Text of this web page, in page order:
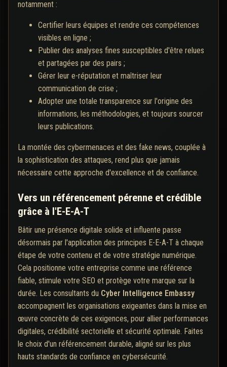
notamment :
Certifier leurs équipes et rendre ces compétences
visibles en ligne ;
Publier des analyses fines susceptibles d'être relues
et partagées par des pairs ;
Gérer leur e-réputation et maîtriser leur
communication de crise ;
Adopter une totale transparence sur l'origine des
informations, les méthodologies, et toujours sourcer
leurs publications.
La montée des cybermenaces et des fake news, couplée à
la sophistication des attaques, rend plus que jamais
nécessaire cette approche d'excellence et de confiance.
Vers un référencement pérenne et crédible
grâce à l'E-E-A-T
Bâtir une présence digitale solide et influente passe
désormais par l'application des principes E-E-A-T à chaque
étape de votre contenu et de votre stratégie numérique.
Cela positionne votre entreprise comme une référence
fiable, stimule votre SEO et protège votre marque sur la
durée. Les consultants du Cyber Intelligence Embassy
accompagnent les organisations exigeantes dans la mise en
œuvre concrète de ces exigences, pour allier performances
digitales, crédibilité sectorielle et sécurité optimale. Faites
le choix d'un référencement durable, aligné sur les plus
hauts standards de confiance en cybersécurité.